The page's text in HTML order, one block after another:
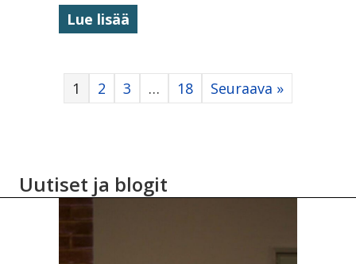
Lue lisää
1 2 3 … 18 Seuraava »
Uutiset ja blogit